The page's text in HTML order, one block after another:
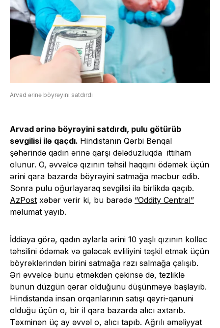
Arvad ərinə böyrəyini satdırdı
Arvad ərinə böyrəyini satdırdı, pulu götürüb
sevgilisi ilə qaçdı. Hindistanın Qərbi Benqal
şəhərində qadın ərinə qarşı dələduzluqda ittiham
olunur. O, əvvəlcə qızının təhsil haqqını ödəmək üçün
ərini qara bazarda böyrəyini satmağa məcbur edib.
Sonra pulu oğurlayaraq sevgilisi ilə birlikdə qaçıb.
AzPost xəbər verir ki, bu barədə “Oddity Central”
məlumat yayıb.
İddiaya görə, qadın aylarla ərini 10 yaşlı qızının kollec
təhsilini ödəmək və gələcək evliliyini təşkil etmək üçün
böyrəklərindən birini satmağa razı salmağa çalışıb.
Əri əvvəlcə bunu etməkdən çəkinsə də, tezliklə
bunun düzgün qərar olduğunu düşünməyə başlayıb.
Hindistanda insan orqanlarının satışı qeyri-qanuni
olduğu üçün o, bir il qara bazarda alıcı axtarıb.
Təxminən üç ay əvvəl o, alıcı tapıb. Ağrılı əməliyyat